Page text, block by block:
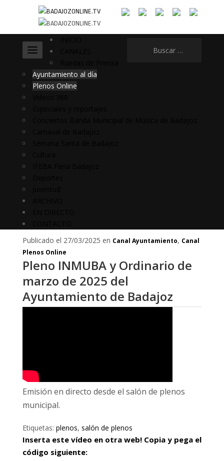
Ayuntamiento al día
Plenos Online
Publicado el 27/03/2025 en Canal Ayuntamiento, Canal
Plenos Online
Pleno INMUBA y Ordinario de
marzo de 2025 del
Ayuntamiento de Badajoz
Emisión en directo desde el salón de plenos
municipal.
Etiquetas: plenos, salón de plenos
Inserta este vídeo en otra web! Copia y pega el
código siguiente: